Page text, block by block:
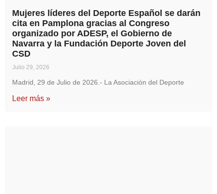
Mujeres líderes del Deporte Español se darán
cita en Pamplona gracias al Congreso
organizado por ADESP, el Gobierno de
Navarra y la Fundación Deporte Joven del
CSD
Julio 29, 2026
Madrid, 29 de Julio de 2026.- La Asociación del Deporte
Leer más »